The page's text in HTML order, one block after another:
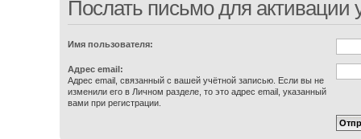
Послать письмо для активации
Имя пользователя:
Адрес email:
Адрес email, связанный с вашей учётной записью. Если вы не
изменили его в Личном разделе, то это адрес email, указанный
вами при регистрации.